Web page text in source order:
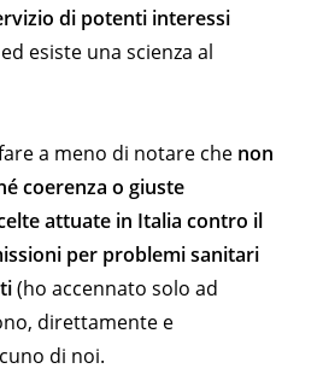
di potenti interessi
esiste una scienza al
a meno di notare che non
coerenza o giuste
attuate in Italia contro il
per problemi sanitari
(ho accennato solo ad
direttamente e
di noi.